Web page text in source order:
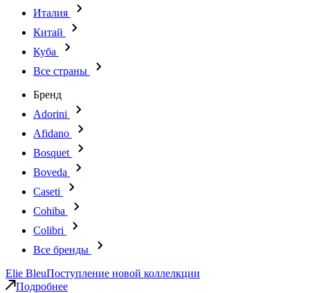
Италия
Китай
Куба
Все страны
Бренд
Adorini
Afidano
Bosquet
Boveda
Caseti
Cohiba
Colibri
Все бренды
Elie BleuПоступление новой коллелкции
Подробнее